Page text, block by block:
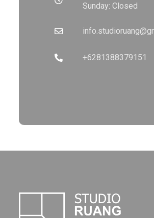
Sunday: Closed
+6281388379151